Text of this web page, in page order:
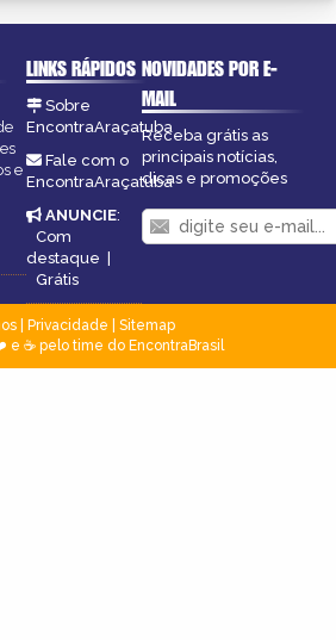
e
LINKS RÁPIDOS
Sobre
EncontraAraçatuba
Fale com o
EncontraAraçatuba
ANUNCIE:
Com
destaque |
Grátis
NOVIDADES POR E-
MAIL
Receba grátis as
principais notícias,
dicas e promoções
| Privacidade
Sitemap
e ☕ pelo time do EncontraBrasil